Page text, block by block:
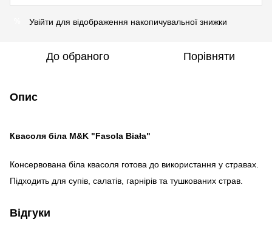
Увійти для відображення накопичувальної знижки
До обраного Порівняти
Опис
Квасоля біла M&K "Fasola Biała"
Консервована біла квасоля готова до використання у стравах.
Підходить для супів, салатів, гарнірів та тушкованих страв.
Відгуки